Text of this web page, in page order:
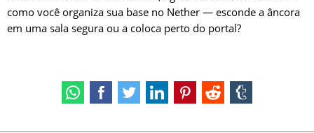
como você organiza sua base no Nether — esconde a âncora
em uma sala segura ou a coloca perto do portal?